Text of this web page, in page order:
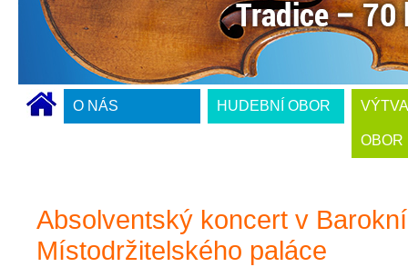
O NÁS HUDEBNÍ OBOR
OBOR
Absolventský koncert v
Místodržitelského paláce